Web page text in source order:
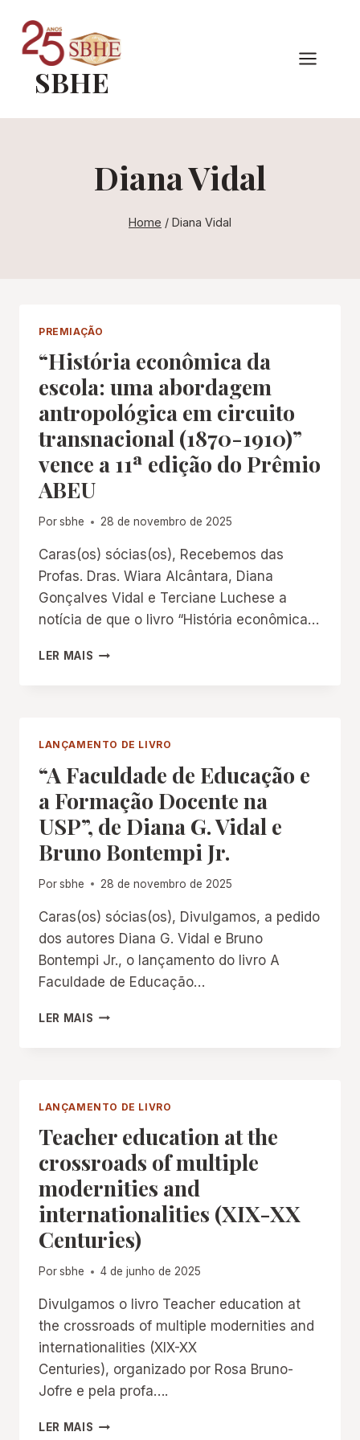
para
ConteúdoSBHE
Diana Vidal
Home / Diana Vidal
PREMIAÇÃO
“História econômica da
escola: uma abordagem
antropológica em circuito
transnacional (1870-1910)”
vence a 11ª edição do Prêmio
ABEU
Porsbhe 28 de novembro de 2025
Caras(os) sócias(os), Recebemos das
Profas. Dras. Wiara Alcântara, Diana
Gonçalves Vidal e Terciane Luchese a
notícia de que o livro “História econômica…
LER MAIS “HISTÓRIA
EM
CIRCUITO
TRANSNACIONAL
(1870-
1910)”
VENCE
11ª
DO
PRÊMIO
ABEU
LANÇAMENTO DE LIVRO
“A Faculdade de Educação e
a Formação Docente na
USP”, de Diana G. Vidal e
Bruno Bontempi Jr.
Porsbhe 28 de novembro de 2025
Caras(os) sócias(os), Divulgamos, a pedido
dos autores Diana G. Vidal e Bruno
Bontempi Jr., o lançamento do livro A
Faculdade de Educação…
LER MAIS “A
FORMAÇÃO
DOCENTE
NA
USP”,
DE
DIANA
G.
VIDAL
E
BRUNO
JR.
LANÇAMENTO DE LIVRO
Teacher education at the
crossroads of multiple
modernities and
internationalities (XIX-XX
Centuries)
Porsbhe 4 de junho de 2025
Divulgamos o livro Teacher education at
the crossroads of multiple modernities and
internationalities (XIX-XX
Centuries), organizado por Rosa Bruno-
Jofre e pela profa….
LER MAIS TEACHER